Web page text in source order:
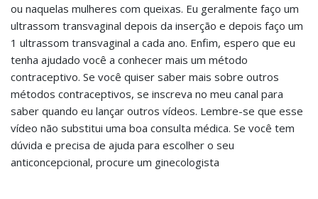
ou naquelas mulheres com queixas. Eu geralmente faço um
ultrassom transvaginal depois da inserção e depois faço um
1 ultrassom transvaginal a cada ano. Enfim, espero que eu
tenha ajudado você a conhecer mais um método
contraceptivo. Se você quiser saber mais sobre outros
métodos contraceptivos, se inscreva no meu canal para
saber quando eu lançar outros vídeos. Lembre-se que esse
vídeo não substitui uma boa consulta médica. Se você tem
dúvida e precisa de ajuda para escolher o seu
anticoncepcional, procure um ginecologista